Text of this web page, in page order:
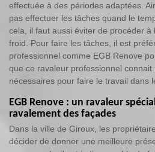
effectuée à des périodes adaptées.
pas effectuer les tâches quand le
cela, il faut aussi éviter de procéder
froid. Pour faire les tâches, il est
professionnel comme EGB Renove
que ce ravaleur professionnel
nécessaires pour faire le travail dans
EGB Renove : un ravaleur
ravalement des façades
Dans la ville de Giroux, les
décider de donner une meilleure